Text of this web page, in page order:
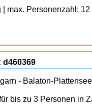
| max. Personenzahl:
d460369
- Balaton-
bis zu 3 Personen in